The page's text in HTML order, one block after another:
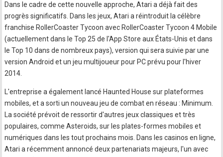
Dans le cadre de cette nouvelle approche, Atari a déjà fait des
progrès significatifs. Dans les jeux, Atari a réintroduit la célèbre
franchise RollerCoaster Tycoon avec RollerCoaster Tycoon 4 Mobile
(actuellement dans le Top 25 de l'App Store aux États-Unis et dans
le Top 10 dans de nombreux pays), version qui sera suivie par une
version Android et un jeu multijoueur pour PC prévu pour l'hiver
2014.
L'entreprise a également lancé Haunted House sur plateformes
mobiles, et a sorti un nouveau jeu de combat en réseau : Minimum.
La société prévoit de ressortir d'autres jeux classiques et très
populaires, comme Asteroids, sur les plates-formes mobiles et
numériques dans les tout prochains mois. Dans les casinos en ligne,
Atari a récemment annoncé deux partenariats majeurs, l'un avec